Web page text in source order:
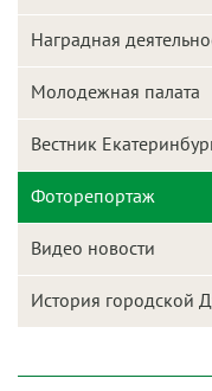
Наградная
Молодежная палата
Вестник
Фоторепортаж
Видео новости
История городской